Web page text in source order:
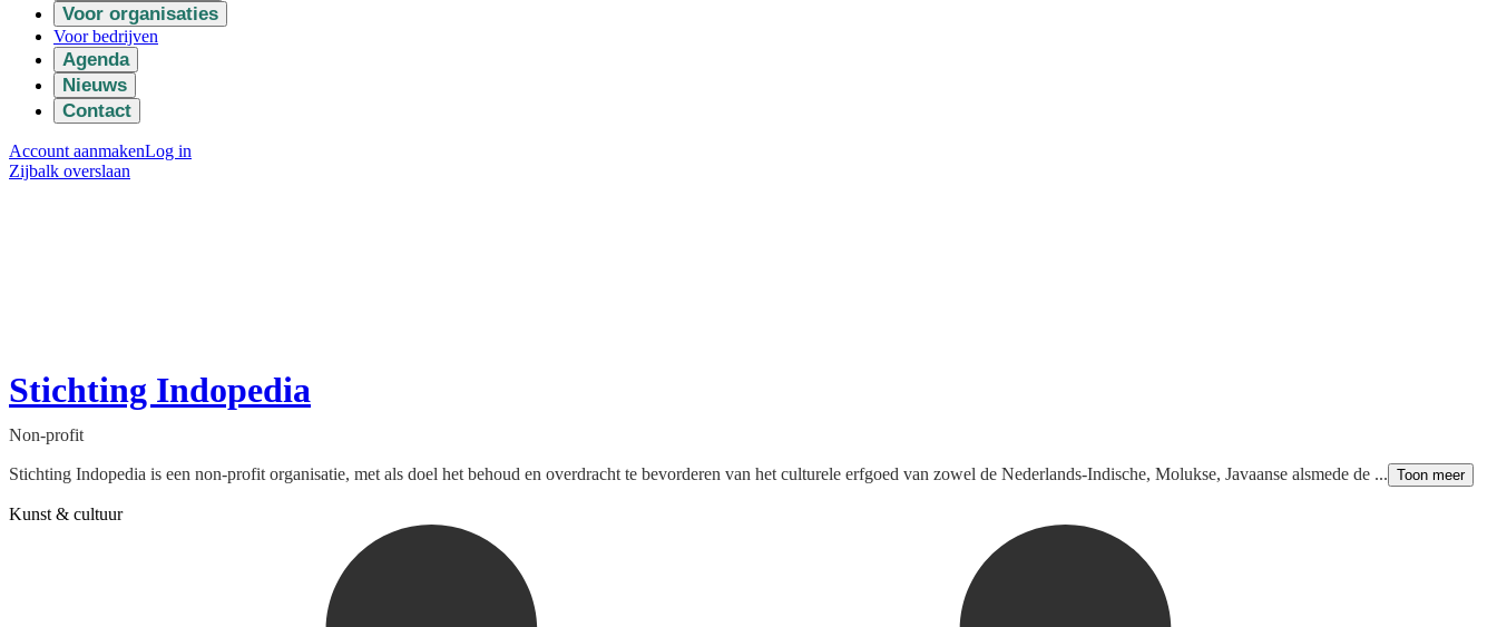
Voor organisaties
Voor bedrijven
Agenda
Nieuws
Contact
Account aanmakenLog in
Zijbalk overslaan
Stichting Indopedia
Non-profit
Stichting Indopedia is een non-profit organisatie, met als doel het behoud en overdracht te bevorderen van het culturele erfgoed van zowel de Nederlands-Indische, Molukse, Javaanse alsmede de ... Toon meer
Kunst & cultuur